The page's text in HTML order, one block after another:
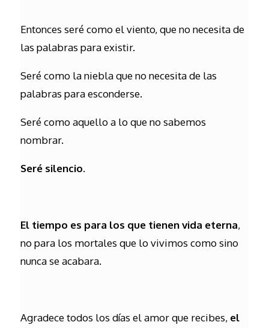
Entonces seré como el viento, que no necesita de
las palabras para existir.
Seré como la niebla que no necesita de las
palabras para esconderse.
Seré como aquello a lo que no sabemos
nombrar.
Seré silencio.
El tiempo es para los que tienen vida eterna,
no para los mortales que lo vivimos como sino
nunca se acabara.
Agradece todos los días el amor que recibes, el